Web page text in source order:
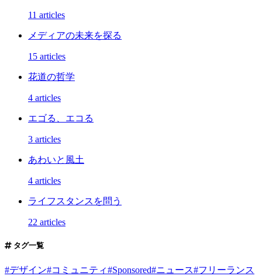
11 articles
メディアの未来を探る
15 articles
花道の哲学
4 articles
エゴる、エコる
3 articles
あわいと風土
4 articles
ライフスタンスを問う
22 articles
タグ一覧
#デザイン#コミュニティ#Sponsored#ニュース#フリーランス